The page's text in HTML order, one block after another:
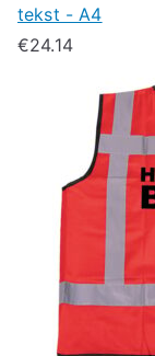
tekst - A4
€24.14